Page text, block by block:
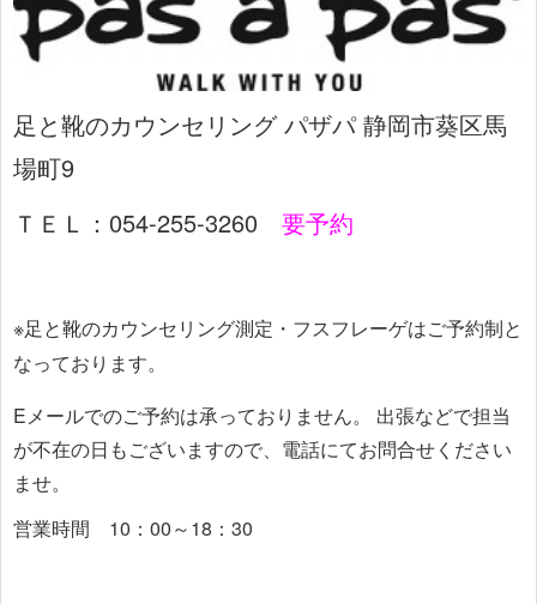
足と靴のカウンセリング パザパ 静岡市葵区馬
場町9
ＴＥＬ：054-255-3260 要予約
※足と靴のカウンセリング測定・フスフレーゲはご予約制と
なっております。
Eメールでのご予約は承っておりません。
出張などで担当
が不在の日もございますので、電話にてお問合せください
ませ。
営業時間 10：00～18：30